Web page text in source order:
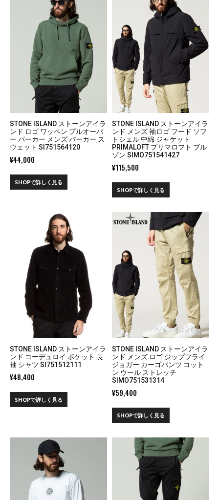
STONE ISLAND ストーンアイラ
ンド ロゴ ワッペン プルオーバ
ー パーカー メンズ パーカー ス
ウェット SI751564120
¥44,000
SHOPで詳しく見る
STONE ISLAND ストーンアイラ
ンド メンズ 袖ロゴ フード ソフ
トシェル 中綿 ジャケット
PRIMALOFT プリマロフト ブル
ゾン SIMO751541427
¥115,500
SHOPで詳しく見る
STONE ISLAND ストーンアイラ
ンド コーデュロイ ポケット 長
袖 シャツ SI751512111
¥48,400
SHOPで詳しく見る
STONE ISLAND ストーンアイラ
ンド メンズ ロゴ ジップフライ
ジョガー カーゴパンツ コット
ン ウール ストレッチ
SIMO751531314
¥59,400
SHOPで詳しく見る